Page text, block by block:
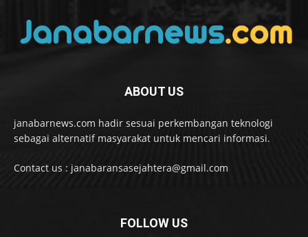
ABOUT US
janabarnews.com hadir sesuai perkembangan teknologi
sebagai alternatif masyarakat untuk mencari informasi.
Contact us : janabaransasejahtera@gmail.com
FOLLOW US